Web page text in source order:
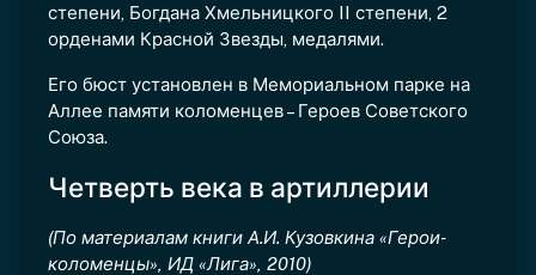
степени, Богдана Хмельницкого II степени, 2
орденами Красной Звезды, медалями.
Его бюст установлен в Мемориальном парке на
Аллее памяти коломенцев – Героев Советского
Союза.
Четверть века в артиллерии
(По материалам книги А.И. Кузовкина «Герои-
коломенцы», ИД «Лига», 2010)